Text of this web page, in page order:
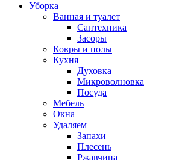
Уборка
Ванная и туалет
Сантехника
Засоры
Ковры и полы
Кухня
Духовка
Микроволновка
Посуда
Мебель
Окна
Удаляем
Запахи
Плесень
Ржавчина